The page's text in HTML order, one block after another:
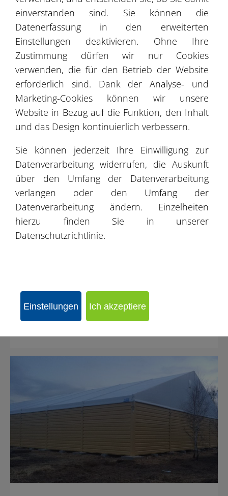
Longierhalle Solec bei Warszawa
Reithalle Chrząstawa Wielka bei Wrocław
einverstanden sind. Sie können die
Datenerfassung in den erweiterten
Einstellungen deaktivieren. Ohne Ihre
Zustimmung dürfen wir nur Cookies
verwenden, die für den Betrieb der Website
erforderlich sind. Dank der Analyse- und
Marketing-Cookies können wir unsere
Website in Bezug auf die Funktion, den Inhalt
und das Design kontinuierlich verbessern.
Sie können jederzeit Ihre Einwilligung zur
Datenverarbeitung widerrufen, die Auskunft
über den Umfang der Datenverarbeitung
verlangen oder den Umfang der
Datenverarbeitung ändern. Einzelheiten
hierzu finden Sie in unserer
Datenschutzrichtlinie.
Einstellungen Ich akzeptiere